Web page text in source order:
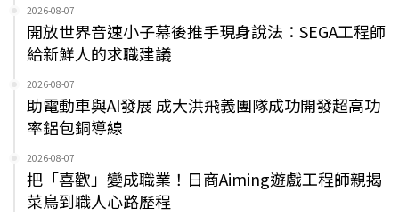
2026-08-07
開放世界音速小子幕後推手現身說法：SEGA工程師
給新鮮人的求職建議
2026-08-07
助電動車與AI發展 成大洪飛義團隊成功開發超高功
率鋁包銅導線
2026-08-07
把「喜歡」變成職業！日商Aiming遊戲工程師親揭
菜鳥到職人心路歷程